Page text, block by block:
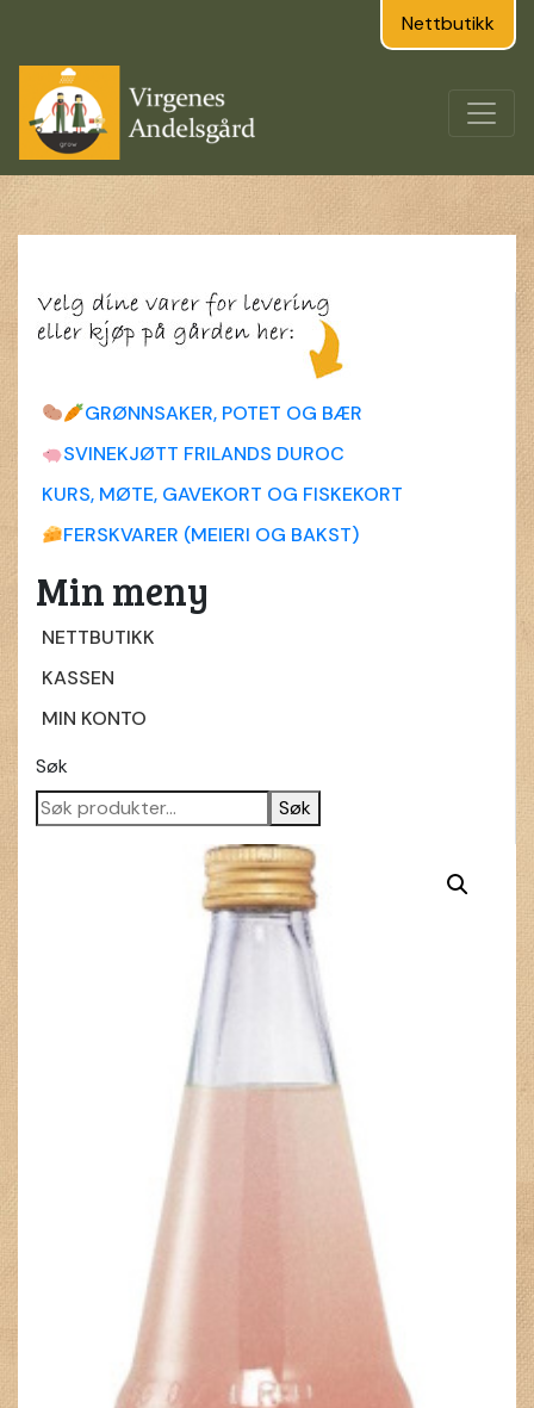
Nettbutikk
GRØNNSAKER, POTET OG BÆR
SVINEKJØTT FRILANDS DUROC
KURS, MØTE, GAVEKORT OG FISKEKORT
FERSKVARER (MEIERI OG BAKST)
Min meny
NETTBUTIKK
KASSEN
MIN KONTO
Søk
Søk